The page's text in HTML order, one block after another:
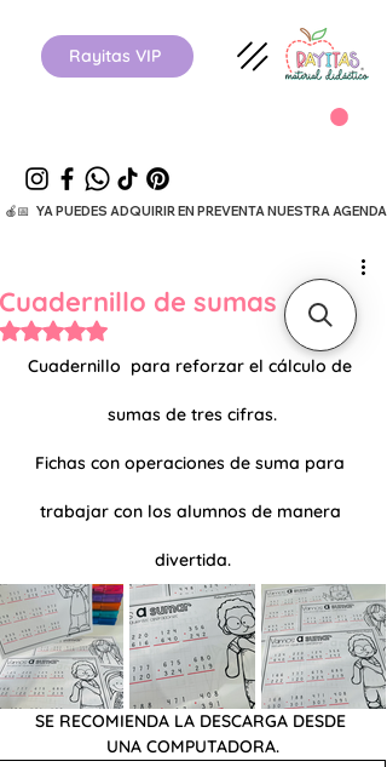
Rayitas VIP
🍎📅   YA PUEDES ADQUIRIR EN PREVENTA NUESTRA
Cuadernillo de sumas
Obtuvo NaN de 5 estrellas.
Cuadernillo  para reforzar el cálculo de
sumas de tres cifras.
Fichas con operaciones de suma para
trabajar con los alumnos de manera
divertida.
SE RECOMIENDA LA DESCARGA DESDE
UNA COMPUTADORA.